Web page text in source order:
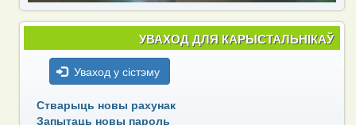
УВАХОД ДЛЯ КАРЫСТАЛЬНІКАЎ
Уваход у сістэму
Стварыць новы рахунак
Запытаць новы пароль